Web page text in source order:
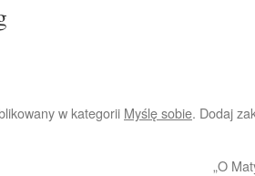
w kategorii Myślę sobie. Dodaj
„O